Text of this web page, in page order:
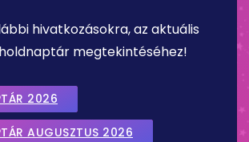
hivatkozásokra, az aktuális
megtekintéséhez!
2026
AUGUSZTUS 2026